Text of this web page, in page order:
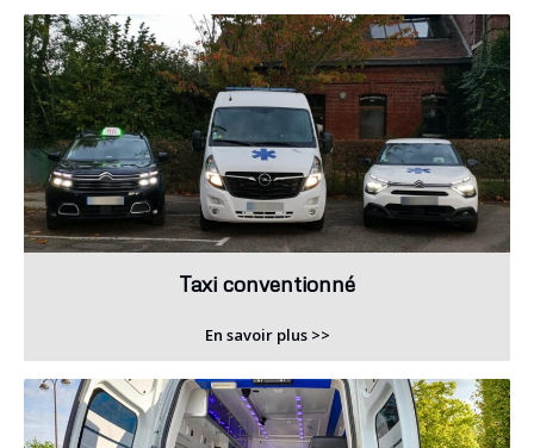
Taxi conventionné
En savoir plus >>